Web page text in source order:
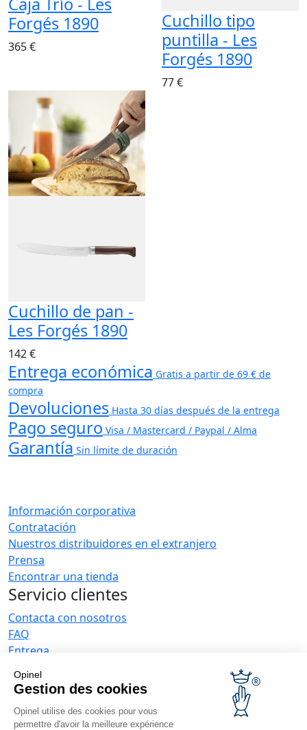
Opinel
Gestion des cookies
Opinel utilise des cookies pour vous
permettre d'avoir la meilleure expérience
Forgés 1890
365 €
Cuchillo tipo
puntilla - Les
Forgés 1890
77 €
Cuchillo de pan -
Les Forgés 1890
142 €
Entrega económica Gratis a partir de 69 € de
compra
Devoluciones Hasta 30 días después de la entrega
Pago seguro Visa / Mastercard / Paypal / Alma
Garantía Sin límite de duración
Información corporativa
Contratación
Nuestros distribuidores en el extranjero
Prensa
Encontrar una tienda
Servicio clientes
Contacta con nosotros
FAQ
Entrega
Devoluciones en 30 días
El servicio posventa y de mantenimiento